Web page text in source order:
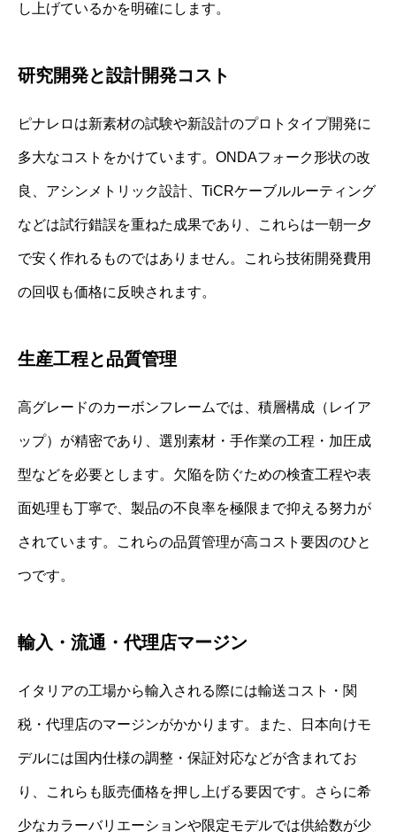
し上げているかを明確にします。
研究開発と設計開発コスト
ピナレロは新素材の試験や新設計のプロトタイプ開発に
多大なコストをかけています。ONDAフォーク形状の改
良、アシンメトリック設計、TiCRケーブルルーティング
などは試行錯誤を重ねた成果であり、これらは一朝一夕
で安く作れるものではありません。これら技術開発費用
の回収も価格に反映されます。
生産工程と品質管理
高グレードのカーボンフレームでは、積層構成（レイア
ップ）が精密であり、選別素材・手作業の工程・加圧成
型などを必要とします。欠陥を防ぐための検査工程や表
面処理も丁寧で、製品の不良率を極限まで抑える努力が
されています。これらの品質管理が高コスト要因のひと
つです。
輸入・流通・代理店マージン
イタリアの工場から輸入される際には輸送コスト・関
税・代理店のマージンがかかります。また、日本向けモ
デルには国内仕様の調整・保証対応などが含まれてお
り、これらも販売価格を押し上げる要因です。さらに希
少なカラーバリエーションや限定モデルでは供給数が少